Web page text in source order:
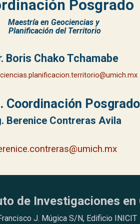
Posgrado
Maestría en Geociencias y
Planificación del Territorio
Boris Chako Tchamabe
Coordinación Posgrado
. Berenice Contreras Avila
de Investigaciones en
J. Múgica S/N, Edificio INICIT